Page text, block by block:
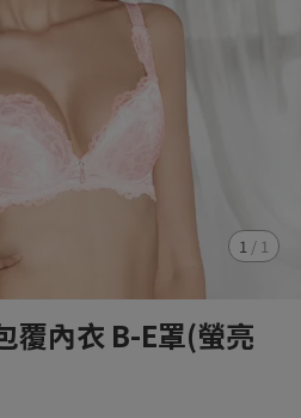
1 / 1
覆內衣 B-E罩(螢亮